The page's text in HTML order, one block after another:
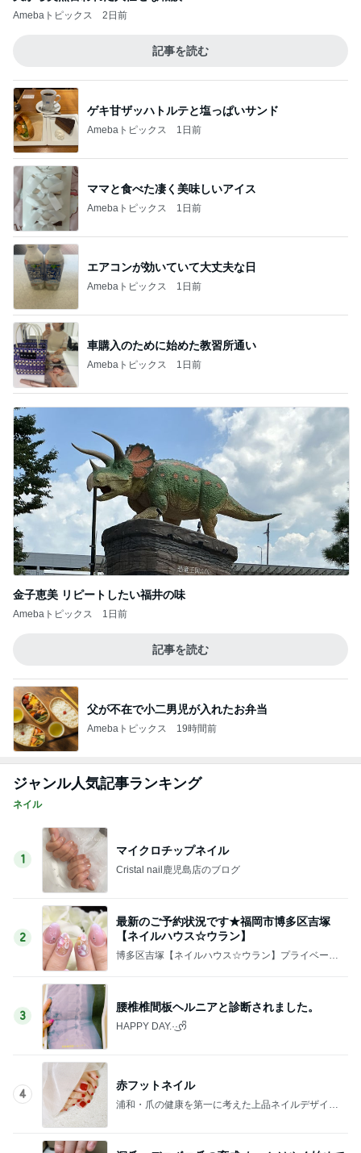
Amebaトピックス 2日前
記事を読む
ゲキ甘ザッハトルテと塩っぱいサンド
Amebaトピックス 1日前
ママと食べた凄く美味しいアイス
Amebaトピックス 1日前
エアコンが効いていて大丈夫な日
Amebaトピックス 1日前
車購入のために始めた教習所通い
Amebaトピックス 1日前
金子恵美 リピートしたい福井の味
Amebaトピックス 1日前
記事を読む
父が不在で小二男児が入れたお弁当
Amebaトピックス 19時間前
ジャンル人気記事ランキング
ネイル
1
マイクロチップネイル
Cristal nail鹿児島店のブログ
2
最新のご予約状況です★福岡市博多区吉塚
【ネイルハウス☆ウラン】
博多区吉塚【ネイルハウス☆ウラン】プライベート
3
腰椎椎間板ヘルニアと診断されました。
HAPPY DAY.·͜·ᰔᩚ
4
赤フットネイル
浦和・爪の健康を第一に考えた上品ネイルデザイン